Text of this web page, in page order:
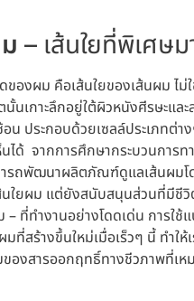
– เส้นใยที่พิเศษม
องผม คือเส้นใยของเส้นผม ไม่
นเกาะลึกอยู่ใต้ผิวหนังศีรษะและ
น ประกอบด้วยเซลล์ประเภทต่า
ได้ จากการศึกษากระบวนการท
ารถพัฒนาผลิตภัณฑ์ดูแลเส้นผมโ
นใยผม แต่ยังสนับสนุนส่วนที่มีชี
ที่ทำงานอย่างโดดเด่น การใช้
ที่สร้างขึ้นใหม่เมื่อเร็วๆ นี้ ทำให้
องสารออกฤทธิ์ทางชีวภาพที่เห